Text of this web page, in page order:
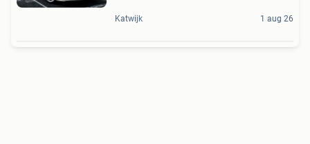
Katwijk 1 aug 26